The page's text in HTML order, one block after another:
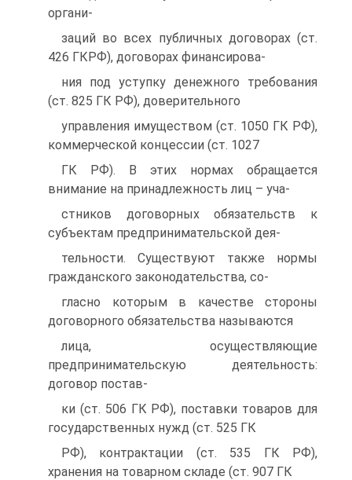
органи-
заций во всех публичных договорах (ст.
426 ГКРФ), договорах финансирова-
ния под уступку денежного требования
(ст. 825 ГК РФ), доверительного
управления имуществом (ст. 1050 ГК РФ),
коммерческой концессии (ст. 1027
ГК РФ). В этих нормах обращается
внимание на принадлежность лиц – уча-
стников договорных обязательств к
субъектам предпринимательской дея-
тельности. Существуют также нормы
гражданского законодательства, со-
гласно которым в качестве стороны
договорного обязательства называются
лица, осуществляющие
предпринимательскую деятельность:
договор постав-
ки (ст. 506 ГК РФ), поставки товаров для
государственных нужд (ст. 525 ГК
РФ), контрактации (ст. 535 ГК РФ),
хранения на товарном складе (ст. 907 ГК